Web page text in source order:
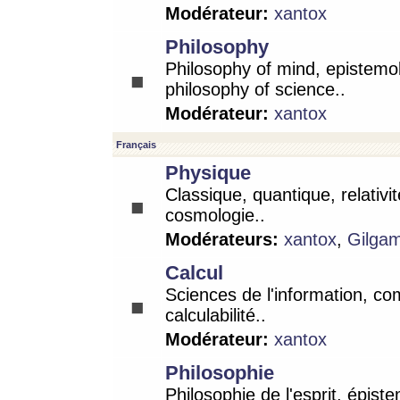
Modérateur: xantox
Philosophy
Philosophy of mind,
philosophy of science..
Modérateur: xantox
Français
Physique
Classique, quantique,
cosmologie..
Modérateurs: xantox,
Calcul
Sciences de l'information,
calculabilité..
Modérateur: xantox
Philosophie
Philosophie de l'esprit,